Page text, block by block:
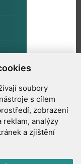
soubory
s cílem
zobrazení
reklam, analýzy
a zjištění
Vsetínská 78, 757